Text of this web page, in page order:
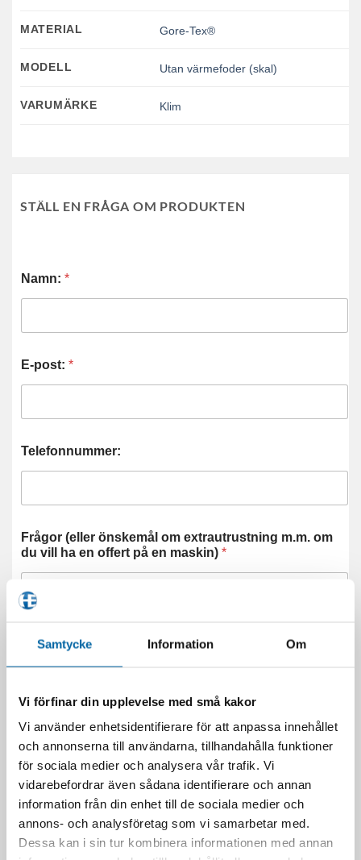
Samtycke Information Om
Vi förfinar din upplevelse med små kakor
Vi använder enhetsidentifierare för att anpassa innehållet
och annonserna till användarna, tillhandahålla funktioner
för sociala medier och analysera vår trafik. Vi
vidarebefordrar även sådana identifierare och annan
information från din enhet till de sociala medier och
annons- och analysföretag som vi samarbetar med.
Dessa kan i sin tur kombinera informationen med annan
MATERIAL Gore-Tex®
MODELL Utan värmefoder (skal)
VARUMÄRKE Klim
STÄLL EN FRÅGA OM PRODUKTEN
Namn: *
E-post: *
Telefonnummer:
Frågor (eller önskemål om extrautrustning m.m. om
du vill ha en offert på en maskin) *
BERÄKNA MÅNADSKOSTNAD